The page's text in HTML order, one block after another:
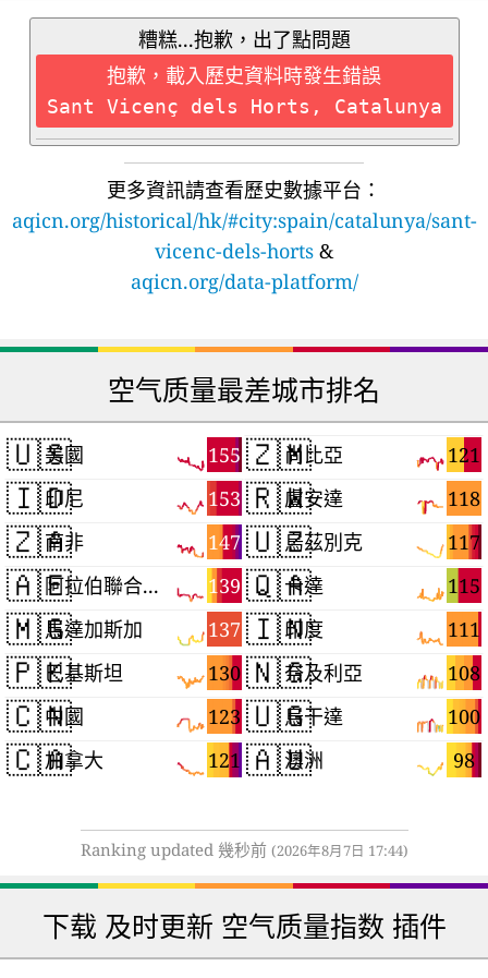
糟糕...抱歉，出了點問題
抱歉，載入歷史資料時發生錯誤
Sant Vicenç dels Horts, Catalunya
更多資訊請查看歷史數據平台：
aqicn.org/historical/hk/#city:spain/catalunya/sant-
vicenc-dels-horts &
aqicn.org/data-platform/
空气质量最差城市排名
🇺🇸 155
美國
🇮🇩 153
印尼
🇿🇦 147
南非
🇦🇪 139
阿拉伯聯合大公國
🇲🇬 137
馬達加斯加
🇵🇰 130
巴基斯坦
🇨🇳 123
中國
🇨🇦 121
加拿大
🇿🇲 121
尚比亞
🇷🇼 118
盧安達
🇺🇿 117
烏茲別克
🇶🇦 115
卡達
🇮🇳 111
印度
🇳🇬 108
奈及利亞
🇺🇬 100
烏干達
🇦🇺 98
澳洲
Ranking updated 幾秒前 (2026年8月7日 17:44)
下载 及时更新 空气质量指数 插件